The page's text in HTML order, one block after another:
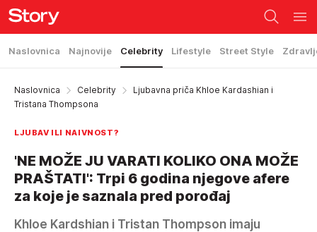
Naslovnica Najnovije Celebrity Lifestyle Street Style
Naslovnica Celebrity
Ljubavna priča Khloe Kardashian i
Tristana Thompsona
LJUBAV ILI NAIVNOST?
'NE MOŽE JU VARATI KOLIKO ONA MOŽE
PRAŠTATI': Trpi 6 godina njegove afere
za koje je saznala pred porođaj
Khloe Kardshian i Tristan Thompson imaju